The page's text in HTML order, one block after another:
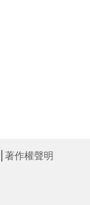
著作權聲明